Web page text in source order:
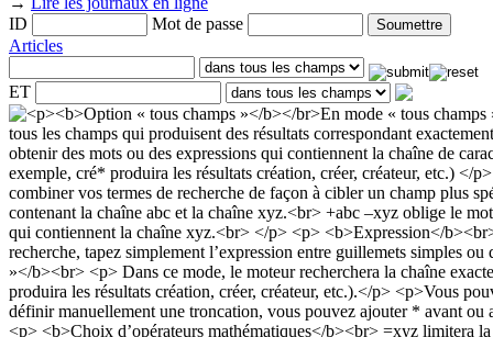
ID
Mot de passe
Articles
ET